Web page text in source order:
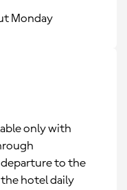
Monday
only with
departure to the
hotel daily